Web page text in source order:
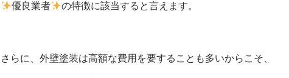
優良業者 の特徴に該当すると言えます。
さらに、外壁塗装は高額な費用を要することも多いからこそ、